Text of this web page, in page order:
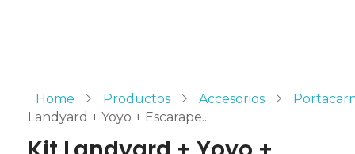
Home Productos Accesorios
Landyard + Yoyo + Escarape...